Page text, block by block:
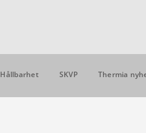
Hållbarhet SKVP Thermia